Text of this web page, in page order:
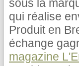
sous la
qui réalise
Produit en
échange
magazine